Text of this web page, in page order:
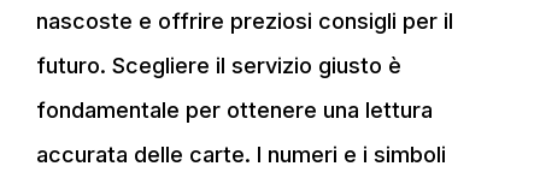
nascoste e offrire preziosi consigli per il
futuro. Scegliere il servizio giusto è
fondamentale per ottenere una lettura
accurata delle carte. I numeri e i simboli